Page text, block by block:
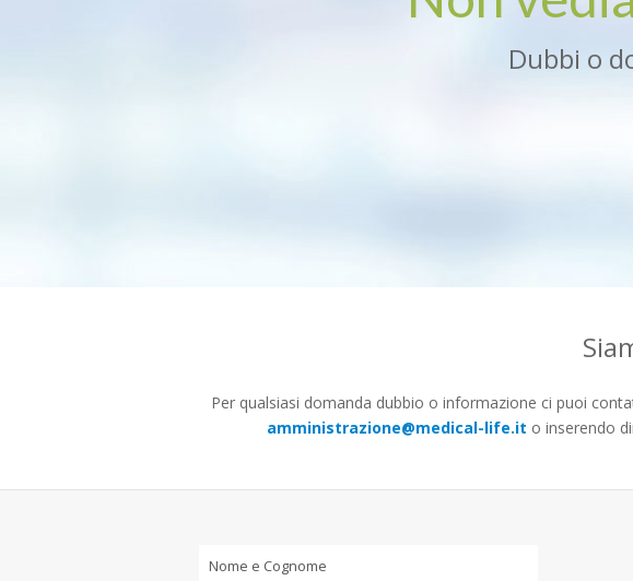
Dubbi o
Per qualsiasi domanda dubbio o informazione ci puoi
amministrazione@medical-life.it o inserendo